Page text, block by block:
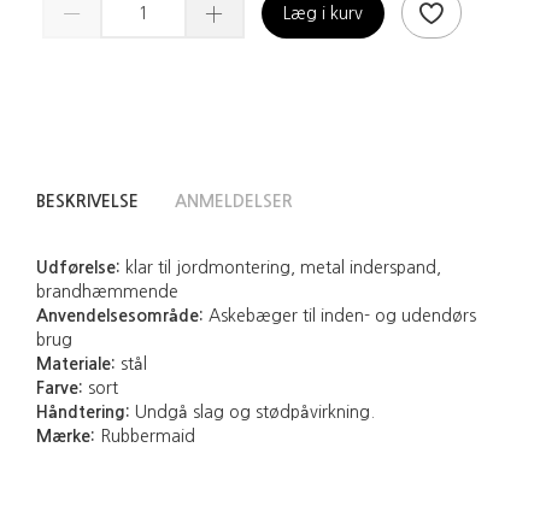
Læg i kurv
BESKRIVELSE ANMELDELSER
Udførelse: klar til jordmontering, metal inderspand,
brandhæmmende
Anvendelsesområde: Askebæger til inden- og udendørs
brug
Materiale: stål
Farve: sort
Håndtering: Undgå slag og stødpåvirkning.
Mærke: Rubbermaid